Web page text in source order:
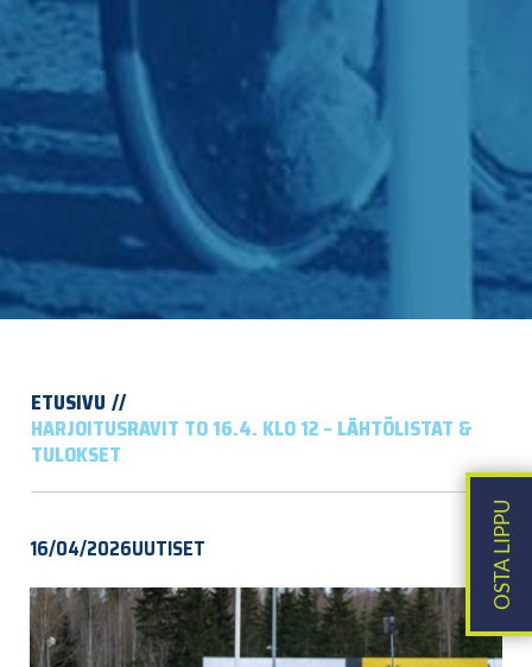
ETUSIVU
HARJOITUSRAVIT TO 16.4. KLO 12 – LÄHTÖLISTAT &
TULOKSET
16/04/2026UUTISET